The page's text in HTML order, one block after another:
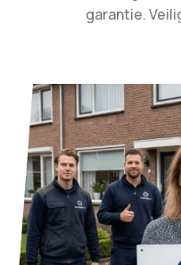
garantie.